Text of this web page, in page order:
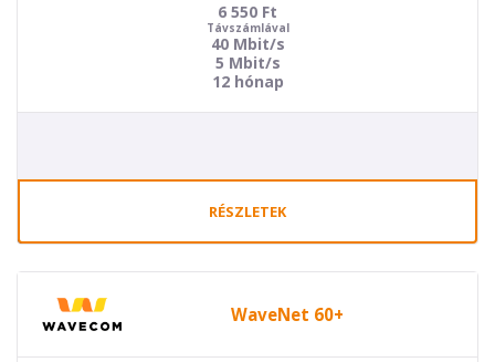
6 550 Ft
Távszámlával
40 Mbit/s
5 Mbit/s
12 hónap
RÉSZLETEK
WaveNet 60+